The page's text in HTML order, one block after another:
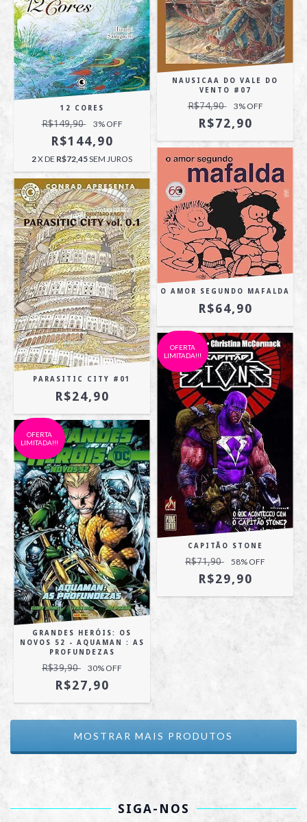
12 CORES
R$149,90 3% OFF
R$144,90
2X DE R$72,45SEM JUROS
NAUSICAA DO VALE DO
VENTO #07
R$74,90 3% OFF
R$72,90
PARASITIC CITY #01
R$24,90
O AMOR SEGUNDO MAFALDA
R$64,90
OFERTA
LIMITADA!!!
GRANDES HERÓIS: OS
NOVOS 52 - AQUAMAN : AS
PROFUNDEZAS
R$39,90 30% OFF
R$27,90
OFERTA
LIMITADA!!!
CAPITÃO STONE
R$71,90 58% OFF
R$29,90
MOSTRAR MAIS PRODUTOS
SIGA-NOS